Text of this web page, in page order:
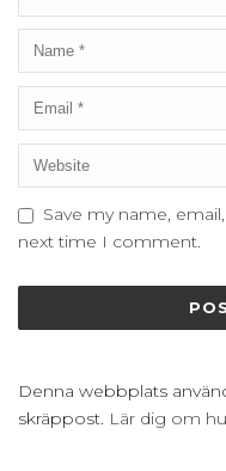
Save my name,
next time I comment.
Denna webbplats
skräppost. Lär dig om